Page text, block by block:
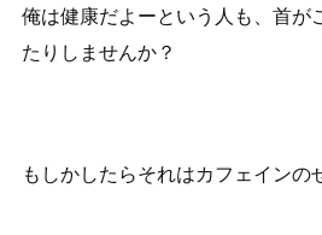
俺は健康だよーという人も、首が
たりしませんか？
もしかしたらそれはカフェインの